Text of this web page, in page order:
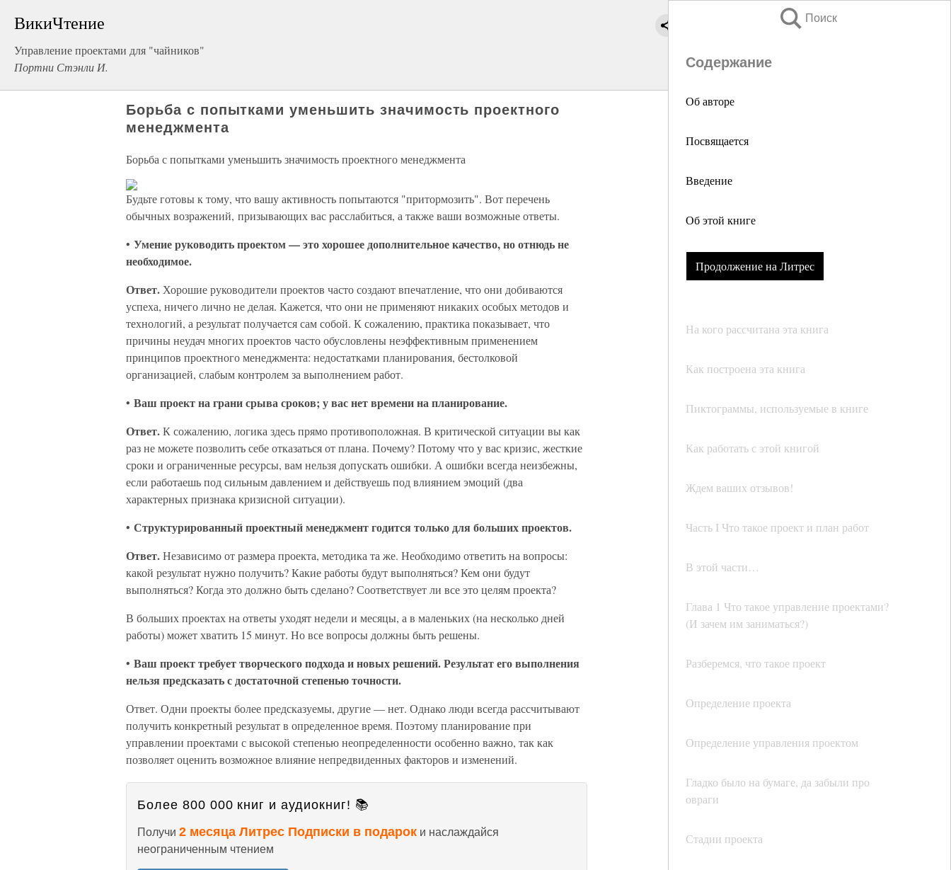
ВикиЧтение
Управление проектами для "чайников"
Портни Стэнли И.
Поиск
Содержание
Об авторе
Посвящается
Введение
Об этой книге
Продолжение на Литрес
На кого рассчитана эта книга
Как построена эта книга
Пиктограммы, используемые в книге
Как работать с этой книгой
Ждем ваших отзывов!
Часть I Что такое проект и план работ
В этой части…
Глава 1 Что такое управление проектами?
(И зачем им заниматься?)
Разберемся, что такое проект
Определение проекта
Определение управления проектом
Гладко было на бумаге, да забыли про
овраги
Стадии проекта
Борьба с попытками уменьшить значимость проектного
менеджмента
Борьба с попытками уменьшить значимость проектного менеджмента
Будьте готовы к тому, что вашу активность попытаются "притормозить". Вот перечень
обычных возражений, призывающих вас расслабиться, а также ваши возможные ответы.
• Умение руководить проектом — это хорошее дополнительное качество, но отнюдь не
необходимое.
Ответ. Хорошие руководители проектов часто создают впечатление, что они добиваются
успеха, ничего лично не делая. Кажется, что они не применяют никаких особых методов и
технологий, а результат получается сам собой. К сожалению, практика показывает, что
причины неудач многих проектов часто обусловлены неэффективным применением
принципов проектного менеджмента: недостатками планирования, бестолковой
организацией, слабым контролем за выполнением работ.
• Ваш проект на грани срыва сроков; у вас нет времени на планирование.
Ответ.К сожалению, логика здесь прямо противоположная. В критической ситуации вы как
раз не можете позволить себе отказаться от плана. Почему? Потому что у вас кризис, жесткие
сроки и ограниченные ресурсы, вам нельзя допускать ошибки. А ошибки всегда неизбежны,
если работаешь под сильным давлением и действуешь под влиянием эмоций (два
характерных признака кризисной ситуации).
• Структурированный проектный менеджмент годится только для больших проектов.
Ответ.Независимо от размера проекта, методика та же. Необходимо ответить на вопросы:
какой результат нужно получить? Какие работы будут выполняться? Кем они будут
выполняться? Когда это должно быть сделано? Соответствует ли все это целям проекта?
В больших проектах на ответы уходят недели и месяцы, а в маленьких (на несколько дней
работы) может хватить 15 минут. Но все вопросы должны быть решены.
• Ваш проект требует творческого подхода и новых решений. Результат его выполнения
нельзя предсказать с достаточной степенью точности.
Ответ. Одни проекты более предсказуемы, другие — нет. Однако люди всегда рассчитывают
получить конкретный результат в определенное время. Поэтому планирование при
управлении проектами с высокой степенью неопределенности особенно важно, так как
позволяет оценить возможное влияние непредвиденных факторов и изменений.
Более 800 000 книг и аудиокниг! 📚
Получи 2 месяца Литрес Подписки в подарок и наслаждайся
неограниченным чтением